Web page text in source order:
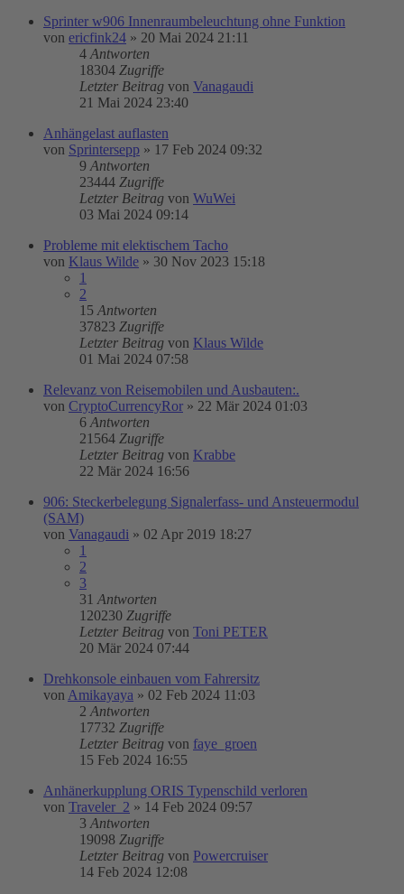
Sprinter w906 Innenraumbeleuchtung ohne Funktion
von ericfink24 » 20 Mai 2024 21:11
4 Antworten
18304 Zugriffe
Letzter Beitrag von Vanagaudi
21 Mai 2024 23:40
Anhängelast auflasten
von Sprintersepp » 17 Feb 2024 09:32
9 Antworten
23444 Zugriffe
Letzter Beitrag von WuWei
03 Mai 2024 09:14
Probleme mit elektischem Tacho
von Klaus Wilde » 30 Nov 2023 15:18
1
2
15 Antworten
37823 Zugriffe
Letzter Beitrag von Klaus Wilde
01 Mai 2024 07:58
Relevanz von Reisemobilen und Ausbauten:.
von CryptoCurrencyRor » 22 Mär 2024 01:03
6 Antworten
21564 Zugriffe
Letzter Beitrag von Krabbe
22 Mär 2024 16:56
906: Steckerbelegung Signalerfass- und Ansteuermodul
(SAM)
von Vanagaudi » 02 Apr 2019 18:27
1
2
3
31 Antworten
120230 Zugriffe
Letzter Beitrag von Toni PETER
20 Mär 2024 07:44
Drehkonsole einbauen vom Fahrersitz
von Amikayaya » 02 Feb 2024 11:03
2 Antworten
17732 Zugriffe
Letzter Beitrag von faye_groen
15 Feb 2024 16:55
Anhänerkupplung ORIS Typenschild verloren
von Traveler_2 » 14 Feb 2024 09:57
3 Antworten
19098 Zugriffe
Letzter Beitrag von Powercruiser
14 Feb 2024 12:08